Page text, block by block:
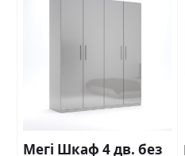
Мегі Шкаф 4 дв. без